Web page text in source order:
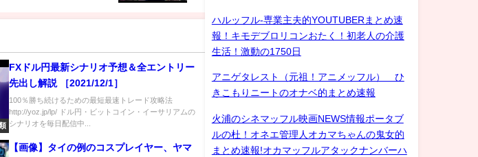
FXドル円最新シナリオ予想＆全エントリー
先出し解説 ［2021/12/1］
100％勝ち続けるための最短最速トレード攻略法
http://yoz.jp/lp/ ドル円・ビットコイン・イーサリアムの
シナリオを毎日配信中...
【画像】タイの例のコスプレイヤー、ヤマ
ハルッフル-専業主夫的YOUTUBERまとめ速
報！キモデブロリコンおたく！初老人の介護
生活！激動の1750日
アニゲタレスト（元祖！アニメッフル） ひ
きこもりニートのオナベ的まとめ速報
火浦のシネマッフル映画NEWS情報ポータブ
ルの杜！オネエ管理人オカマちゃんの鬼女的
まとめ速報!オカマッフルアタックナンバーハ